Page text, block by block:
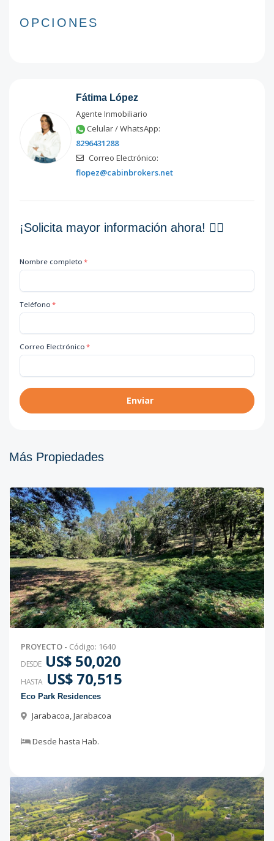
OPCIONES
Fátima López
Agente Inmobiliario
Celular / WhatsApp:
8296431288
Correo Electrónico:
flopez@cabinbrokers.net
¡Solicita mayor información ahora! 👇🏽
Nombre completo *
Teléfono *
Correo Electrónico *
Enviar
Más Propiedades
PROYECTO - Código: 1640
DESDE US$ 50,020
HASTA US$ 70,515
Eco Park Residences
Jarabacoa,Jarabacoa
Desde hasta Hab.